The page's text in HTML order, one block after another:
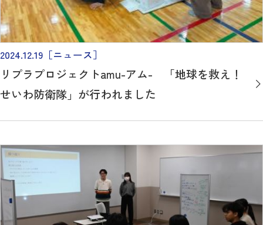
2024.12.19 ［ニュース］
リプラプロジェクトamu-アム- 「地球を救え！
せいわ防衛隊」が行われました